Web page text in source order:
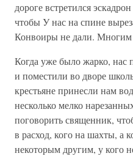
дороге встретился
чтобы У нас на спине
Конвоиры не дали. Многим
Когда уже было жарко, нас
и поместили во дворе
крестьяне принесли нам
несколько мелко
поговорить священник,
в расход, кого на шахты, а
некоторым другим, у кого